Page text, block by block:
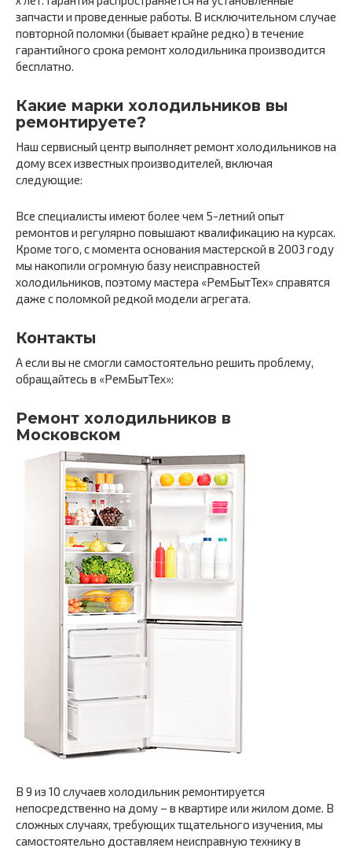
запчасти и проведенные работы. В исключительном случае
повторной поломки (бывает крайне редко) в течение
гарантийного срока ремонт холодильника производится
бесплатно.
Какие марки холодильников вы
ремонтируете?
Наш сервисный центр выполняет ремонт холодильников на
дому всех известных производителей, включая
следующие:
Все специалисты имеют более чем 5-летний опыт
ремонтов и регулярно повышают квалификацию на курсах.
Кроме того, с момента основания мастерской в 2003 году
мы накопили огромную базу неисправностей
холодильников, поэтому мастера «РемБытТех» справятся
даже с поломкой редкой модели агрегата.
Контакты
А если вы не смогли самостоятельно решить проблему,
обращайтесь в «РемБытТех»:
Ремонт холодильников в
Московском
В 9 из 10 случаев холодильник ремонтируется
непосредственно на дому – в квартире или жилом доме. В
сложных случаях, требующих тщательного изучения, мы
самостоятельно доставляем неисправную технику в